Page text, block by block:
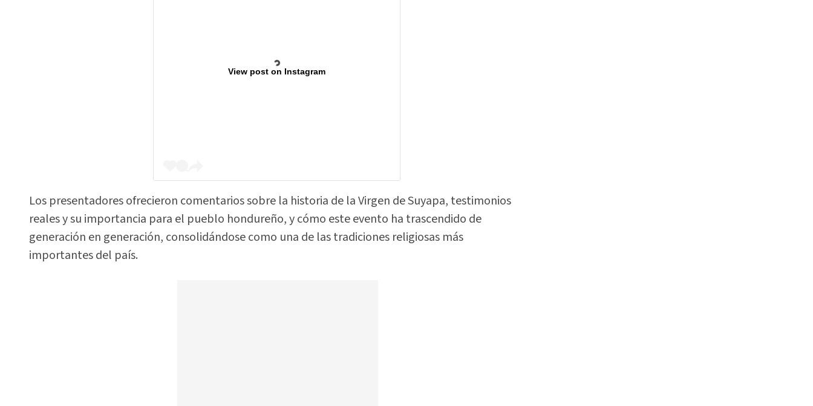
View post on Instagram
Los presentadores ofrecieron comentarios sobre la historia de la Virgen de Suyapa, testimonios
reales y su importancia para el pueblo hondureño, y cómo este evento ha trascendido de
generación en generación, consolidándose como una de las tradiciones religiosas más
importantes del país.